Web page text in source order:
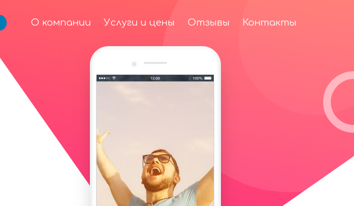
О компании Услуги и цены Отзывы Контакты